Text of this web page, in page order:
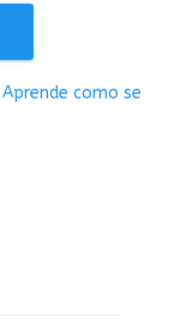
Aprende como se